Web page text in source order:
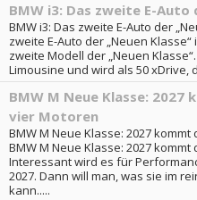
BMW i3: Das zweite E-Auto
BMW i3: Das zweite E-Auto der
zweite E-Auto der „Neuen
zweite Modell der „Neuen
Limousine und wird als 50 xDrive,
BMW M Neue Klasse:
vier Motoren
BMW M Neue Klasse: 2027
BMW M Neue Klasse: 2027
Interessant wird es für
2027. Dann will man, was sie im
kann.....